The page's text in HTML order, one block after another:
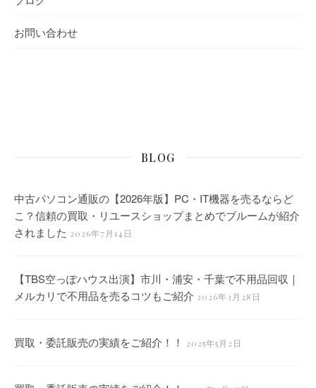
お問い合わせ
BLOG
中古パソコン通販の【2026年版】PC・IT機器を売るならど
こ？信頼の買取・リユースショップまとめでブルームが紹介
されました 2026年7月14日
【TBS空っぽハウス出演】市川・浦安・千葉で不用品回収｜
メルカリで不用品を売るコツもご紹介 2026年3月28日
買取・委託販売の実績をご紹介！！ 2025年5月2日